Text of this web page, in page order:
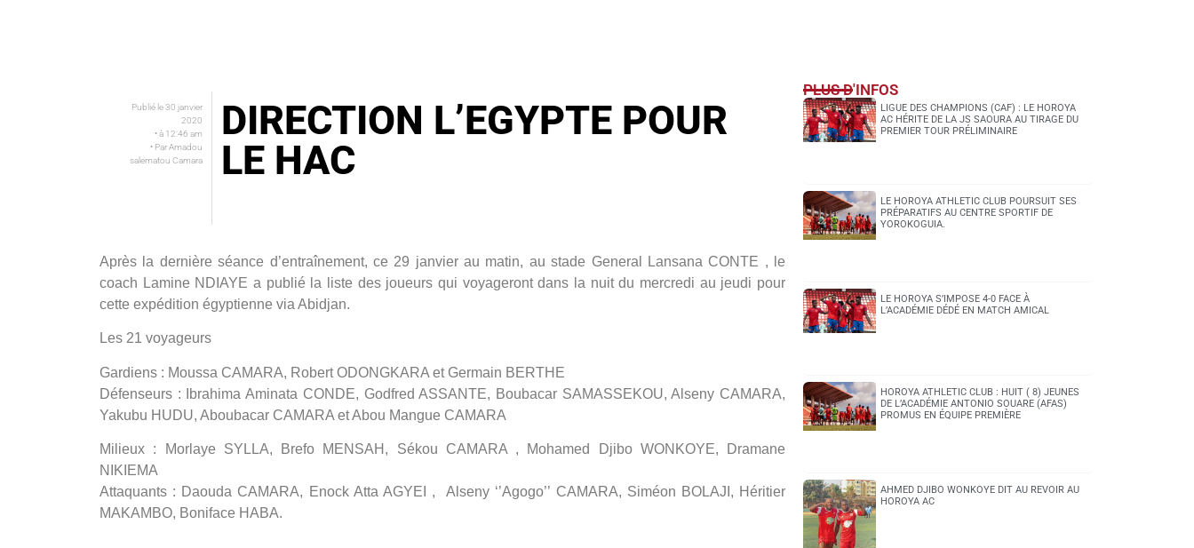
Publié le30 janvier
2020
• à 12:46 am
• ParAmadou
salematou Camara
DIRECTION L’EGYPTE POUR
LE HAC
Après la dernière séance d’entraînement, ce 29 janvier au matin, au stade General Lansana CONTE , le
coach Lamine NDIAYE a publié la liste des joueurs qui voyageront dans la nuit du mercredi au jeudi pour
cette expédition égyptienne via Abidjan.
Les 21 voyageurs
Gardiens : Moussa CAMARA, Robert ODONGKARA et Germain BERTHE
Défenseurs : Ibrahima Aminata CONDE, Godfred ASSANTE, Boubacar SAMASSEKOU, Alseny CAMARA,
Yakubu HUDU, Aboubacar CAMARA et Abou Mangue CAMARA
Milieux : Morlaye SYLLA, Brefo MENSAH, Sékou CAMARA , Mohamed Djibo WONKOYE, Dramane
NIKIEMA
Attaquants : Daouda CAMARA, Enock Atta AGYEI , Alseny ‘’Agogo’’ CAMARA, Siméon BOLAJI, Héritier
MAKAMBO, Boniface HABA.
PLUS D'INFOS
LIGUE DES CHAMPIONS (CAF) : LE HOROYA
AC HÉRITE DE LA JS SAOURA AU TIRAGE DU
PREMIER TOUR PRÉLIMINAIRE
LE HOROYA ATHLETIC CLUB POURSUIT SES
PRÉPARATIFS AU CENTRE SPORTIF DE
YOROKOGUIA.
LE HOROYA S’IMPOSE 4-0 FACE À
L’ACADÉMIE DÉDÉ EN MATCH AMICAL
HOROYA ATHLETIC CLUB : HUIT ( 8) JEUNES
DE L’ACADÉMIE ANTONIO SOUARE (AFAS)
PROMUS EN ÉQUIPE PREMIÈRE
AHMED DJIBO WONKOYE DIT AU REVOIR AU
HOROYA AC